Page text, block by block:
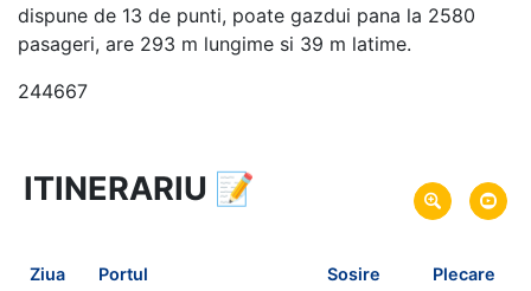
dispune de 13 de punti, poate gazdui pana la 2580
pasageri, are 293 m lungime si 39 m latime.
244667
8 zile vacanta de croaziera in
link oferta
Plecare pe 16 Aug 2026
din Vancouver, British
ITINERARIU 📝
Ziua Portul Sosire Plecare